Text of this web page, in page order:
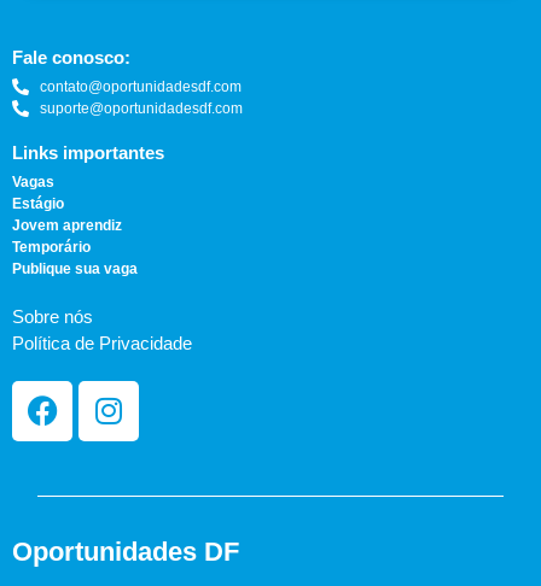
Fale conosco:
contato@oportunidadesdf.com
suporte@oportunidadesdf.com
Links importantes
Vagas
Estágio
Jovem aprendiz
Temporário
Publique sua vaga
Sobre nós
Política de Privacidade
Oportunidades DF